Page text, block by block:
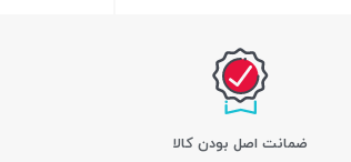
ﺿﻤﺎﻧﺖ اﺻﻞ ﺑﻮدن ﮐﺎﻟﺎ